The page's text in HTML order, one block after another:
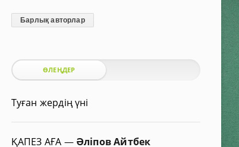
Барлық авторлар
ӨЛЕҢДЕР
Туған жердің үні
ҚАПЕЗ АҒА — Әліпов Айтбек